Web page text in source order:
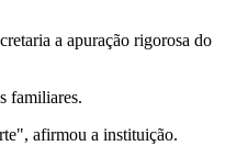
a apuração rigorosa do
familiares.
afirmou a instituição.